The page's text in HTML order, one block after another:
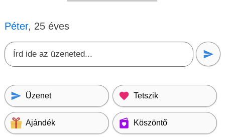
Péter, 25 éves
Üzenet Tetszik
Ajándék Köszöntő